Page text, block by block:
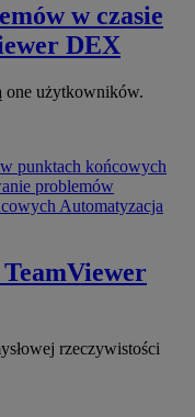
w czasie
DEX
one użytkowników.
punktach końcowych
problemów
Automatyzacja
TeamViewer
rzeczywistości